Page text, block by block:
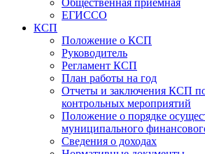
Общественная приемная
ЕГИССО
КСП
Положение о КСП
Руководитель
Регламент КСП
План работы на год
Отчеты и заключения КСП
контрольных мероприятий
Положение о порядке
муниципального
Сведения о доходах